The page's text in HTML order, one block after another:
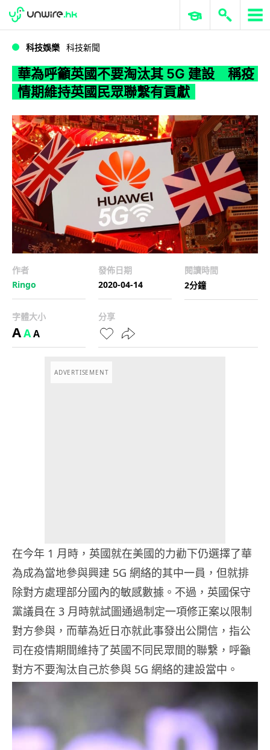
WWDC 2026 ERP 與商業 AI
科技娛樂 科技新聞
華為呼籲英國不要淘汰其 5G 建設 稱疫
情期維持英國民眾聯繫有貢獻
作者
Ringo
發佈日期
2020-04-14
閱讀時間
2分鐘
字體大小
AAA
分享
ADVERTISEMENT
在今年 1 月時，英國就在美國的力勸下仍選擇了華
為成為當地參與興建 5G 網絡的其中一員，但就排
除對方處理部分國內的敏感數據。不過，英國保守
黨議員在 3 月時就試圖通過制定一項修正案以限制
對方參與，而華為近日亦就此事發出公開信，指公
司在疫情期間維持了英國不同民眾間的聯繫，呼籲
對方不要淘汰自己於參與 5G 網絡的建設當中。